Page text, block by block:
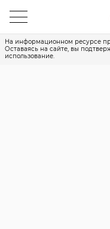
На информационном ресурсе
Оставаясь на сайте, вы
использование.